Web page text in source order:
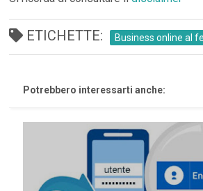
ETICHETTE: Business online al
Potrebbero interessarti anche: